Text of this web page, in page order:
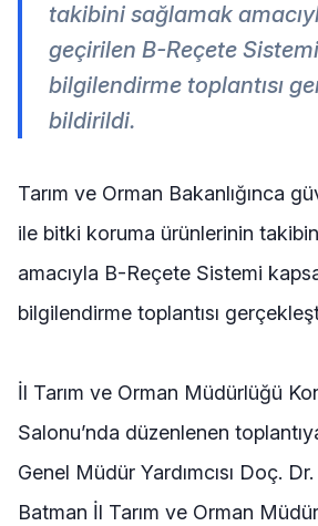
takibini sağlamak
geçirilen B-Reçete
bilgilendirme toplantısı
bildirildi.
Tarım ve Orman Bakanlığınca
ile bitki koruma ürünlerinin
amacıyla B-Reçete Sistemi
bilgilendirme toplantısı
İl Tarım ve Orman Müdürlüğü
Salonu’nda düzenlenen
Genel Müdür Yardımcısı Doç.
Batman İl Tarım ve Orman